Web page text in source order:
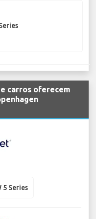
carros oferecem
5 Series